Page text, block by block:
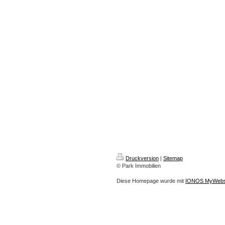
Druckversion | Sitemap
© Park Immobilien
Diese Homepage wurde mit IONOS